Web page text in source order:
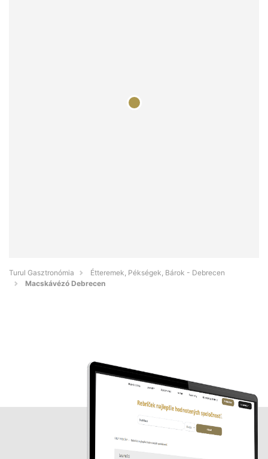
Turul Gasztronómia
Étteremek, Pékségek, Bárok - Debrecen
Macskávézó Debrecen